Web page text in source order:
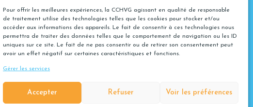
Pour offrir les meilleures expériences, la CCHVG agissant en qualité de responsable
de traitement utilise des technologies telles que les cookies pour stocker et/ou
accéder aux informations des appareils. Le fait de consentir à ces technologies nous
permettra de traiter des données telles que le comportement de navigation ou les ID
uniques sur ce site. Le fait de ne pas consentir ou de retirer son consentement peut
avoir un effet négatif sur certaines caractéristiques et fonctions.
Gérer les services
Accepter Refuser Voir les préférences
>SERVICES AUX HABITANTS
>CULTURE ET LOISIRS
> NOUS CONTACTER
>
POLITIQUE DE COOKIES (UE)